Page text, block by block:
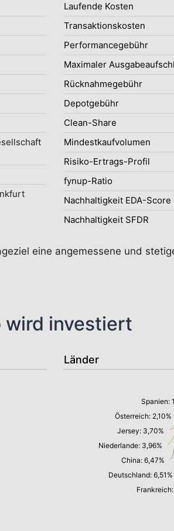
Laufende Kosten
Transaktionskosten
Performancegebühr
Maximaler
Rücknahmegebühr
Depotgebühr
Clean-Share
Mindestkaufvolumen
Risiko-Ertrags-Profil
fynup-Ratio
Nachhaltigkeit EDA-Score
Nachhaltigkeit SFDR
eine angemessene und
wird investiert
Länder
Deutschland: 6,51%
China: 6,47%
Niederlande: 3,96%
Jersey: 3,70%
Österreich: 2,10%
Spanien: